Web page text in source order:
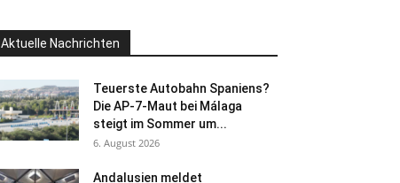
Aktuelle Nachrichten
Teuerste Autobahn Spaniens?
Die AP-7-Maut bei Málaga
steigt im Sommer um...
6. August 2026
Andalusien meldet